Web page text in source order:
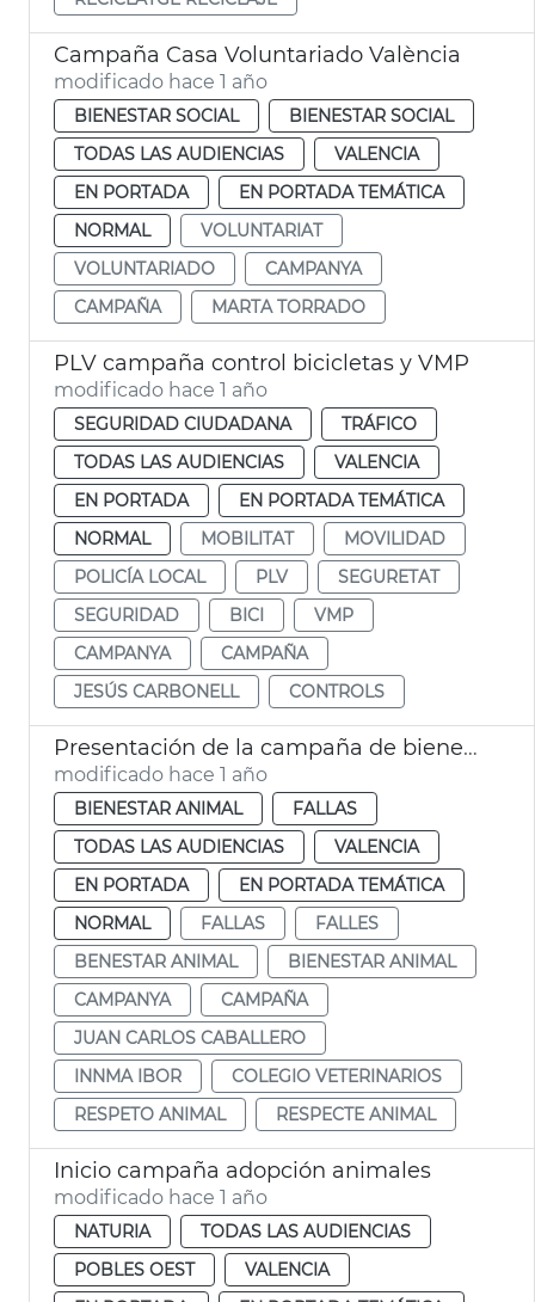
Campaña Casa Voluntariado València
modificado hace 1 año
BIENESTAR SOCIAL
BIENESTAR SOCIAL
TODAS LAS AUDIENCIAS
VALENCIA
EN PORTADA
EN PORTADA TEMÁTICA
NORMAL
VOLUNTARIAT
VOLUNTARIADO
CAMPANYA
CAMPAÑA
MARTA TORRADO
PLV campaña control bicicletas y VMP
modificado hace 1 año
SEGURIDAD CIUDADANA
TRÁFICO
TODAS LAS AUDIENCIAS
VALENCIA
EN PORTADA
EN PORTADA TEMÁTICA
NORMAL
MOBILITAT
MOVILIDAD
POLICÍA LOCAL
PLV
SEGURETAT
SEGURIDAD
BICI
VMP
CAMPANYA
CAMPAÑA
JESÚS CARBONELL
CONTROLS
Presentación de la campaña de bienestar animal Fallas 2025
modificado hace 1 año
BIENESTAR ANIMAL
FALLAS
TODAS LAS AUDIENCIAS
VALENCIA
EN PORTADA
EN PORTADA TEMÁTICA
NORMAL
FALLAS
FALLES
BENESTAR ANIMAL
BIENESTAR ANIMAL
CAMPANYA
CAMPAÑA
JUAN CARLOS CABALLERO
INNMA IBOR
COLEGIO VETERINARIOS
RESPETO ANIMAL
RESPECTE ANIMAL
Inicio campaña adopción animales
modificado hace 1 año
NATURIA
TODAS LAS AUDIENCIAS
POBLES OEST
VALENCIA